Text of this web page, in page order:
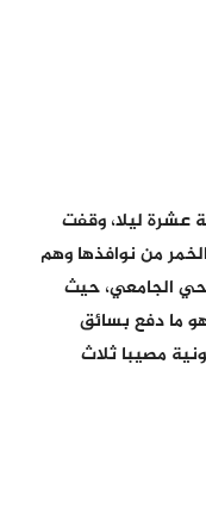
عشرة ليلا، وقفت
من نوافذها وهم
الجامعي، حيث
ما دفع بسائق
مصيبا ثلاث